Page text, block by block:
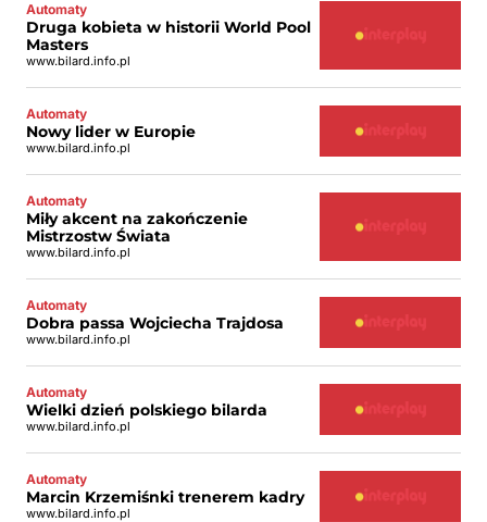
Automaty
Druga kobieta w historii World Pool
Masters
www.bilard.info.pl
Automaty
Nowy lider w Europie
www.bilard.info.pl
Automaty
Miły akcent na zakończenie
Mistrzostw Świata
www.bilard.info.pl
Automaty
Dobra passa Wojciecha Trajdosa
www.bilard.info.pl
Automaty
Wielki dzień polskiego bilarda
www.bilard.info.pl
Automaty
Marcin Krzemiśnki trenerem kadry
www.bilard.info.pl